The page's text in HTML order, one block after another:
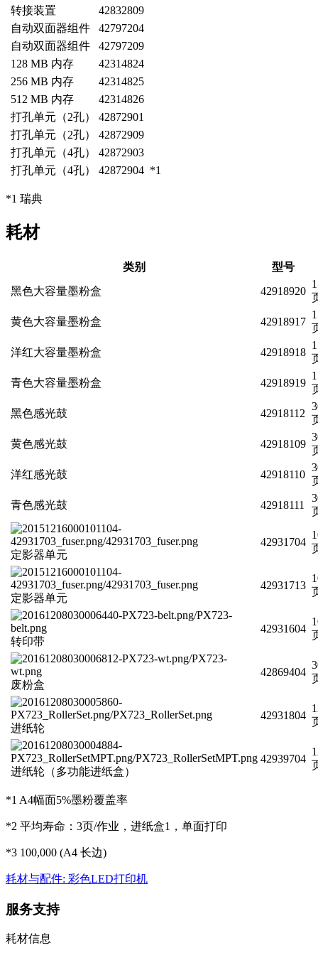
转接装置
42832809
自动双面器组件
42797204
自动双面器组件
42797209
128 MB 内存
42314824
256 MB 内存
42314825
512 MB 内存
42314826
打孔单元（2孔）
42872901
打孔单元（2孔）
42872909
打孔单元（4孔）
42872903
打孔单元（4孔）
42872904 *1
*1 瑞典
耗材
类别
型号
黑色大容量墨粉盒
42918920
黄色大容量墨粉盒
42918917
洋红大容量墨粉盒
42918918
青色大容量墨粉盒
42918919
黑色感光鼓
42918112
黄色感光鼓
42918109
洋红感光鼓
42918110
青色感光鼓
42918111
定影器单元
42931704
定影器单元
42931713
转印带
42931604
废粉盒
42869404
进纸轮
42931804
进纸轮（多功能进纸盒）
42939704
*1 A4幅面5%墨粉覆盖率
*2 平均寿命：3页/作业，进纸盒1，单面打印
*3 100,000 (A4 长边)
耗材与配件: 彩色LED打印机
服务支持
耗材信息